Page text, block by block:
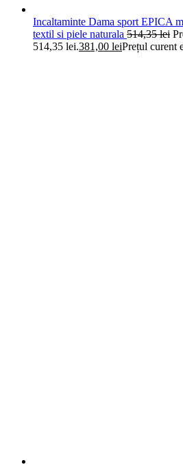
Incaltaminte Dama sport EPICA
textil si piele naturala 514,35lei
514,35 lei.381,00 leiPrețul curent